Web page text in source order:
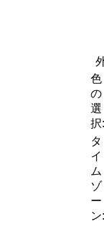
色
の
選
択:
タ
イ
ム
ゾ
ー
ン: